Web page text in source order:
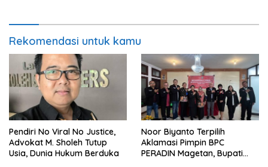
Rekomendasi untuk kamu
Pendiri No Viral No Justice,
Advokat M. Sholeh Tutup
Usia, Dunia Hukum Berduka
Noor Biyanto Terpilih
Aklamasi Pimpin BPC
PERADIN Magetan, Bupati